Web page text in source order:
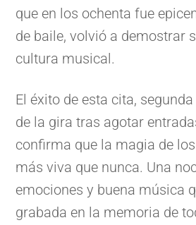
que en los ochenta fue
de baile, volvió a demostrar
cultura musical.
El éxito de esta cita,
de la gira tras agotar
confirma que la magia de
más viva que nunca. Una
emociones y buena música
grabada en la memoria de